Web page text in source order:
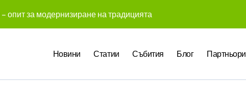
опит за модернизиране на традицията
Gemini на Google на хиляди клиенти на бизнес приложения
Новини Статии Събития Блог Партньори